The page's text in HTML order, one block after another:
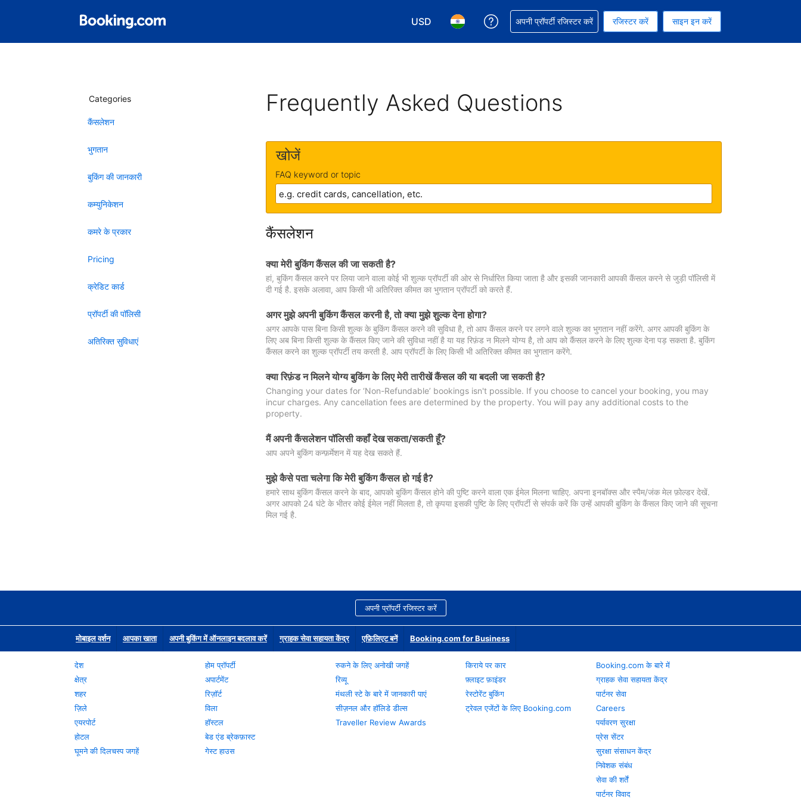
USD
अपनी करेंसी चुनें. आपने अभी USD करेंसी को चुना हुआ है
अपनी भाषा चुनें. आपने अभी हिन्दी भाषा को चुना हुआ है
अपनी बुकिंग में सहायता पाएं
अपनी प्रॉपर्टी रजिस्टर करें रजिस्टर करें साइन इन करें
Categories
कैंसलेशन
भुगतान
बुकिंग की जानकारी
कम्युनिकेशन
कमरे के प्रकार
Pricing
क्रेडिट कार्ड
प्रॉपर्टी की पॉलिसी
अतिरिक्त सुविधाएं
Frequently Asked Questions
खोजें
FAQ keyword or topic
कैंसलेशन
क्या मेरी बुकिंग कैंसल की जा सकती है?
हां, बुकिंग कैंसल करने पर लिया जाने वाला कोई भी शुल्क प्रॉपर्टी की ओर से निर्धारित किया जाता है और इसकी जानकारी आपकी कैंसल करने से जुड़ी पॉलिसी में
दी गई है. इसके अलावा, आप किसी भी अतिरिक्त कीमत का भुगतान प्रॉपर्टी को करते हैं.
अगर मुझे अपनी बुकिंग कैंसल करनी है, तो क्या मुझे शुल्क देना होगा?
अगर आपके पास बिना किसी शुल्क के बुकिंग कैंसल करने की सुविधा है, तो आप कैंसल करने पर लगने वाले शुल्क का भुगतान नहीं करेंगे. अगर आपकी बुकिंग के
लिए अब बिना किसी शुल्क के कैंसल किए जाने की सुविधा नहीं है या यह रिफ़ंड न मिलने योग्य है, तो आप को कैंसल करने के लिए शुल्क देना पड़ सकता है. बुकिंग
कैंसल करने का शुल्क प्रॉपर्टी तय करती है. आप प्रॉपर्टी के लिए किसी भी अतिरिक्त कीमत का भुगतान करेंगे.
क्या रिफ़ंड न मिलने योग्य बुकिंग के लिए मेरी तारीखें कैंसल की या बदली जा सकती है?
Changing your dates for ‘Non-Refundable’ bookings isn't possible. If you choose to cancel your booking, you may
incur charges. Any cancellation fees are determined by the property. You will pay any additional costs to the
property.
मैं अपनी कैंसलेशन पॉलिसी कहाँ देख सकता/सकती हूँ?
आप अपने बुकिंग कन्फ़र्मेशन में यह देख सकते हैं.
मुझे कैसे पता चलेगा कि मेरी बुकिंग कैंसल हो गई है?
हमारे साथ बुकिंग कैंसल करने के बाद, आपको बुकिंग कैंसल होने की पुष्टि करने वाला एक ईमेल मिलना चाहिए. अपना इनबॉक्स और स्पैम/जंक मेल फ़ोल्डर देखें.
अगर आपको 24 घंटे के भीतर कोई ईमेल नहीं मिलता है, तो कृपया इसकी पुष्टि के लिए प्रॉपर्टी से संपर्क करें कि उन्हें आपकी बुकिंग के कैंसल किए जाने की सूचना
मिल गई है.
अपनी प्रॉपर्टी रजिस्टर करें
मोबाइल वर्शन आपका खाता अपनी बुकिंग में ऑनलाइन बदलाव करें ग्राहक सेवा सहायता केंद्र एफ़िलिएट बनें Booking.com for Business
देश
क्षेत्र
शहर
ज़िले
एयरपोर्ट
होटल
घूमने की दिलचस्प जगहें
होम प्रॉपर्टी
अपार्टमेंट
रिज़ॉर्ट
विला
हॉस्टल
बेड एंड ब्रेकफ़ास्ट
गेस्ट हाउस
रुकने के लिए अनोखी जगहें
रिव्यू
मंथली स्टे के बारे में जानकारी पाएं
सीज़नल और हॉलिडे डील्स
Traveller Review Awards
किराये पर कार
फ़्लाइट फ़ाइंडर
रेस्टोरेंट बुकिंग
ट्रेवल एजेंटों के लिए Booking.com
Booking.com के बारे में
ग्राहक सेवा सहायता केंद्र
पार्टनर सेवा
Careers
पर्यावरण सुरक्षा
प्रेस सेंटर
सुरक्षा संसाधन केंद्र
निवेशक संबंध
सेवा की शर्तें
पार्टनर विवाद